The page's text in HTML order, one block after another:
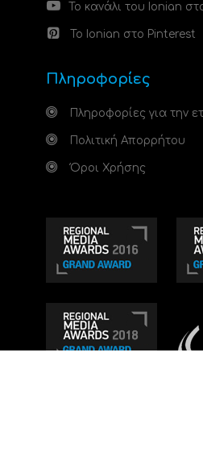
Το κανάλι του Ionian
Το Ionian στο Pinterest
Πληροφορίες
Πληροφορίες για την
Πολιτική Απορρήτου
Όροι Χρήσης